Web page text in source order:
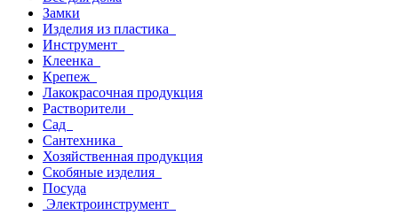
Замки
Изделия из пластика
Инструмент
Клеенка
Крепеж
Лакокрасочная продукция
Растворители
Сад
Сантехника
Хозяйственная продукция
Скобяные изделия
Посуда
Электроинструмент